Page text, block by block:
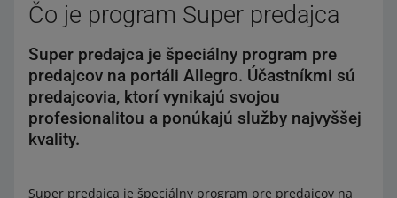
Čo je program Super predajca
Super predajca je špeciálny program pre
predajcov na portáli Allegro. Účastníkmi sú
predajcovia, ktorí vynikajú svojou
profesionalitou a ponúkajú služby najvyššej
kvality.
Super predajca je špeciálny program pre predajcov na